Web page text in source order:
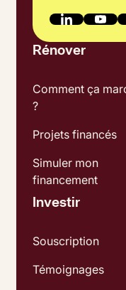
Rénover
Comment ça
?
Projets financés
Simuler mon
financement
Investir
Souscription
Témoignages